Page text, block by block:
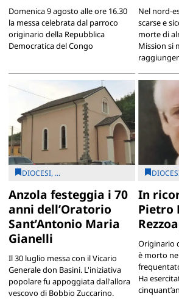
Domenica 9 agosto alle ore 16.30
la messa celebrata dal parroco
originario della Repubblica
Democratica del Congo
Nel nord-
scarse e
morte di
Mission si
DIOCESI, ...
Anzola festeggia i 70
anni dell’Oratorio
Sant’Antonio Maria
Gianelli
Il 30 luglio messa con il Vicario
Generale don Basini. L'iniziativa
popolare fu appoggiata dall'allora
vescovo di Bobbio Zuccarino.
In
Pietro
Originario
è morto
Ha